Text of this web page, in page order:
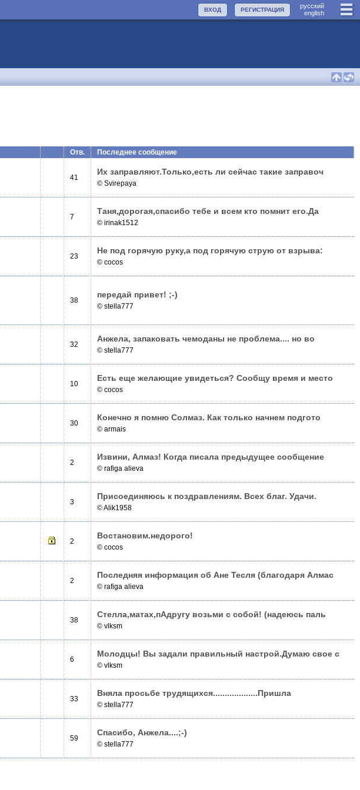
руccкий
english
РЕГИСТРАЦИЯ
ВХОД
Отв. Последнее сообщение
41
Их заправляют.Только,есть ли сейчас такие заправоч
© Svirepaya
7
Таня,дорогая,спасибо тебе и всем кто помнит его.Да
© irinak1512
23
Не под горячую руку,а под горячую струю от взрыва:
© cocos
38
передай привет! ;-)
© stella777
32
Анжела, запаковать чемоданы не проблема.... но во
© stella777
10
Есть еще желающие увидеться? Сообщу время и место
© cocos
30
Конечно я помню Солмаз. Как только начнем подгото
© armais
2
Извини, Алмаз! Когда писала предыдущее сообщение
© rafiga alieva
3
Присоединяюсь к поздравлениям. Всех благ. Удачи.
© Alik1958
2
Востановим.недорого!
© cocos
2
Последняя информация об Ане Тесля (благодаря Алмас
© rafiga alieva
38
Стелла,матах,пАдругу возьми с собой! (надеюсь паль
© vlksm
6
Молодцы! Вы задали правильный настрой.Думаю свое с
© vlksm
33
Вняла просьбе трудящихся...................Пришла
© stella777
59
Спасибо, Анжела....;-)
© stella777